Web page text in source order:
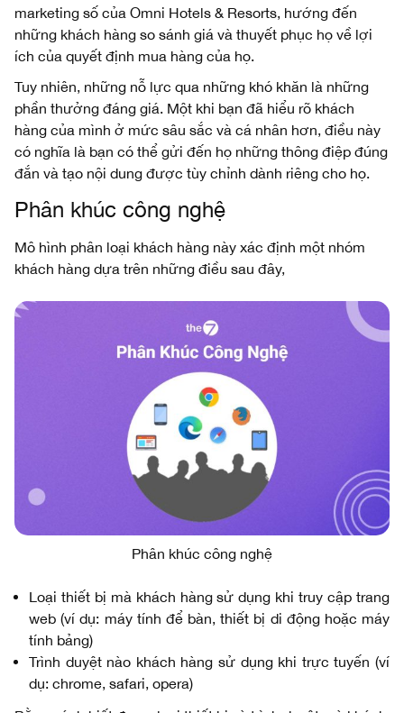
marketing số của Omni Hotels & Resorts, hướng đến
những khách hàng so sánh giá và thuyết phục họ về lợi
ích của quyết định mua hàng của họ.
Tuy nhiên, những nỗ lực qua những khó khăn là những
phần thưởng đáng giá. Một khi bạn đã hiểu rõ khách
hàng của mình ở mức sâu sắc và cá nhân hơn, điều này
có nghĩa là bạn có thể gửi đến họ những thông điệp đúng
đắn và tạo nội dung được tùy chỉnh dành riêng cho họ.
Phân khúc công nghệ
Mô hình phân loại khách hàng này xác định một nhóm
khách hàng dựa trên những điều sau đây,
Phân khúc công nghệ
Loại thiết bị mà khách hàng sử dụng khi truy cập trang
web (ví dụ: máy tính để bàn, thiết bị di động hoặc máy
tính bảng)
Trình duyệt nào khách hàng sử dụng khi trực tuyến (ví
dụ: chrome, safari, opera)